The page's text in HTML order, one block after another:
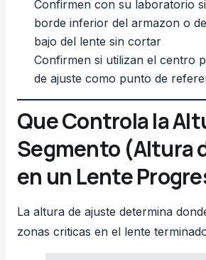
Confirmen con su laboratorio
borde inferior del armazon o
bajo del lente sin cortar
Confirmen si utilizan el centro
de ajuste como punto de
Que Controla la
Segmento (Altura
en un Lente
La altura de ajuste determina
zonas criticas en el lente